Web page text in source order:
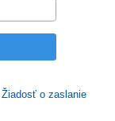
Žiadosť o zaslanie